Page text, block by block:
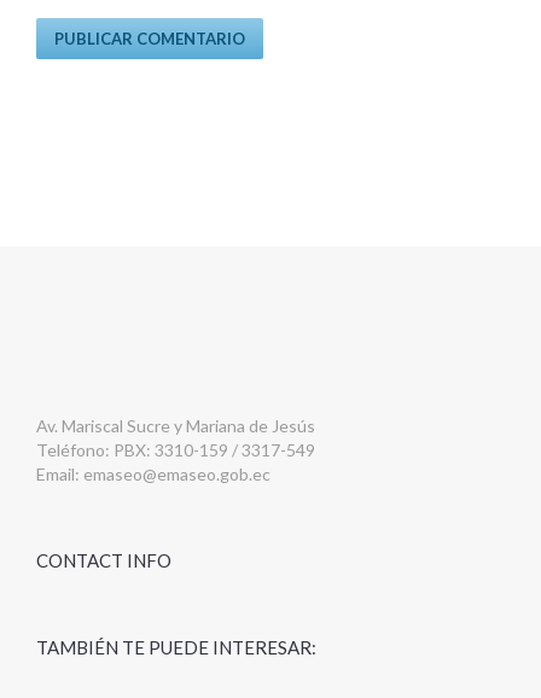
Av. Mariscal Sucre y Mariana de Jesús
Teléfono: PBX: 3310-159 / 3317-549
Email: emaseo@emaseo.gob.ec
CONTACT INFO
TAMBIÉN TE PUEDE INTERESAR: